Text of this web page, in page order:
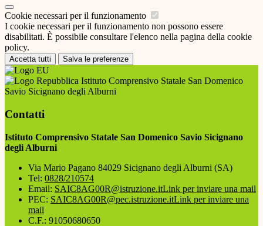
Cookie necessari per il funzionamento
I cookie necessari per il funzionamento non possono essere
disabilitati. È possibile consultare l'elenco nella pagina della cookie
policy.
Accetta tutti Salva le preferenze
Istituto Comprensivo Statale San Domenico
Savio Sicignano degli Alburni
Contatti
Istituto Comprensivo Statale San Domenico Savio Sicignano
degli Alburni
Via Mario Pagano 84029 Sicignano degli Alburni (SA)
Tel: 0828/210574
Email: SAIC8AG00R@istruzione.itLink per inviare una mail
PEC: SAIC8AG00R@pec.istruzione.itLink per inviare una
mail
C.F.: 91050680650